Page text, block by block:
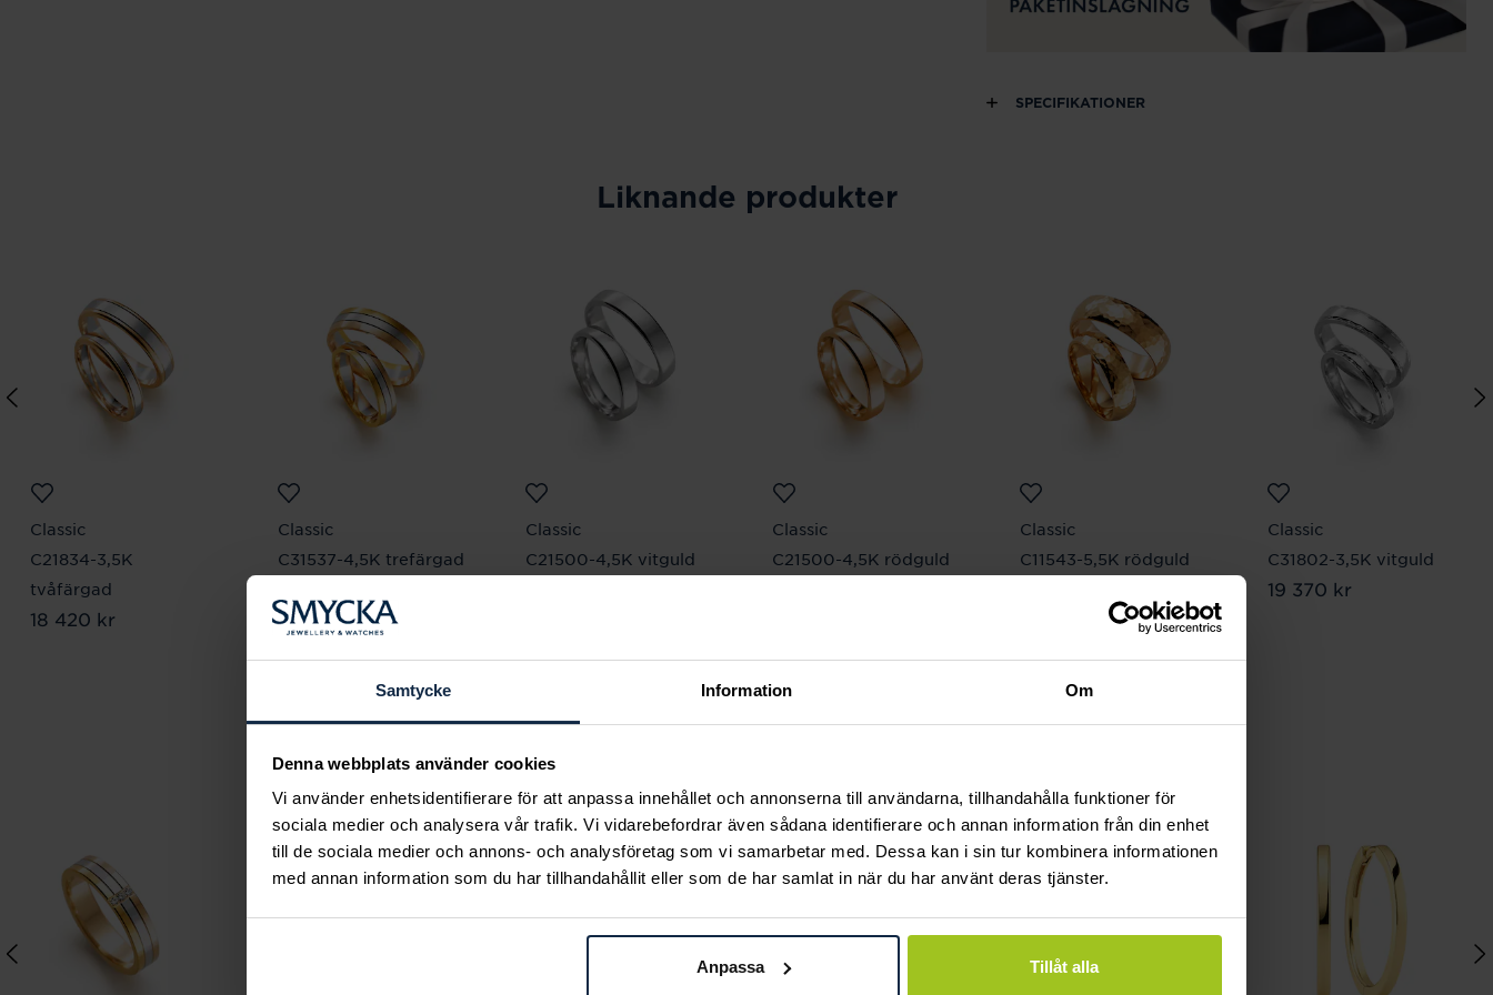
Samtycke Information Om
Denna webbplats använder cookies
Vi använder enhetsidentifierare för att anpassa innehållet och annonserna till användarna, tillhandahålla funktioner för
sociala medier och analysera vår trafik. Vi vidarebefordrar även sådana identifierare och annan information från din enhet
till de sociala medier och annons- och analysföretag som vi samarbetar med. Dessa kan i sin tur kombinera informationen
med annan information som du har tillhandahållit eller som de har samlat in när du har använt deras tjänster.
Anpassa Tillåt alla
SPECIFIKATIONER
Liknande produkter
Classic
C21834-3,5K
tvåfärgad
Pris:18 420 kr
18 420 kr
Classic
C31537-4,5K trefärgad
Classic
C21500-4,5K vitguld
Classic
C21500-4,5K rödguld
Classic
C11543-5,5K rödguld
Classic
C31802-3,5K vitguld
Pris:19 370 kr
19 370 kr